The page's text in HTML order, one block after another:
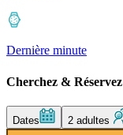
Dernière minute
Cherchez & Réservez
Dates 2 adultes